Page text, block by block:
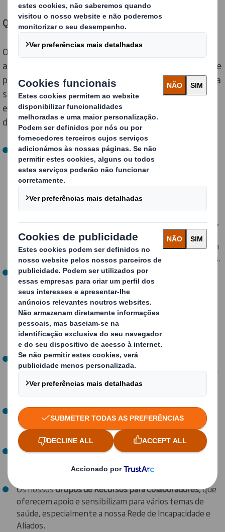
Qual foi o objetivo desta iniciativa?
O objetivo foi sensibilizar para vários temas que
ajudam a criar o melhor ambiente de trabalho possível e
proporcionar uma cultura em que a saúde e a segurança
são parte integrante das nossas atividades. Para
envolver todos os colaboradores nesta filosofia,
durante a Semana do Bem-estar tivemos como foco:
Falar sobreVisão Zero, cujo objetivo é desfrutar de um
ambiente de "Zero Acidentes". O seu foco é criar uma
cultura em que a saúde e a segurança formem parte da
nossa atividade empresarial. Para alcançar os nossos
objetivos, por exemplo, reforçámos o investimento
tanto na formação dos colaboradores como nos EPIs e
nos sistemas de segurança da maquinaria. Desta forma,
não só nos concentramos em abordar e reagir perante
qualquer situação imprevista, como também damos um
passo em frente em termos de prevenção de acidentes.
Utilizar o nossoQuadro de Bem-estar
focada no crescimento pessoal que se concentra em 4
áreas: Assumir a Liderança, Compromisso,
Aprendizagem e Desenvolvimento e Ferramentas. O
nosso quadro foi concebido para estruturar, inspirar e
motivar as estratégias e atividades locais de saúde e
bem-estar, fornecendo ideias, apoio e orientação.
Realizar workshops focados em criar a empresa mais
segura e mais inclusiva do nosso setor, seguindo a linha
definida pela nossaestratégia Now & Next
Recordar aos colaboradores que contamos com
ferramentas para apoiar todas as pessoas na DS Smith:
O nossoDiretório de Saúde, que partilha recursos
apoiar o bem-estar mental e físico dos colegas.
Os nossosGrupos de Recursos para Colaboradores, que
oferecem apoio e sensibilizam para vários temas de
saúde, especialmente a nossa Rede de Incapacidade e
Aliados.